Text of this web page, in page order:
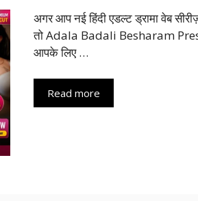
अगर आप नई हिंदी एडल्ट ड्रामा वेब
तो Adala Badali Besharam
आपके लिए …
Read more